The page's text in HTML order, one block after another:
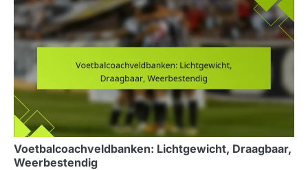
Voetbalcoachveldbanken: Lichtgewicht, Draagbaar,
Weerbestendig